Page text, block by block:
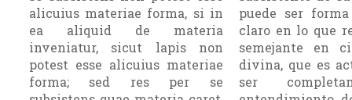
alicuius materiae forma, si in
ea aliquid de materia
inveniatur, sicut lapis non
potest esse alicuius materiae
forma; sed res per se
puede ser
claro en lo que
semejante en
divina, que es
ser